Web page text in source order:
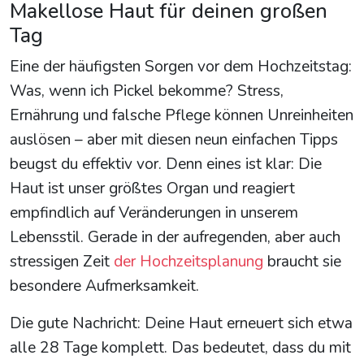
Makellose Haut für deinen großen
Tag
Eine der häufigsten Sorgen vor dem Hochzeitstag:
Was, wenn ich Pickel bekomme? Stress,
Ernährung und falsche Pflege können Unreinheiten
auslösen – aber mit diesen neun einfachen Tipps
beugst du effektiv vor. Denn eines ist klar: Die
Haut ist unser größtes Organ und reagiert
empfindlich auf Veränderungen in unserem
Lebensstil. Gerade in der aufregenden, aber auch
stressigen Zeit der Hochzeitsplanung braucht sie
besondere Aufmerksamkeit.
Die gute Nachricht: Deine Haut erneuert sich etwa
alle 28 Tage komplett. Das bedeutet, dass du mit